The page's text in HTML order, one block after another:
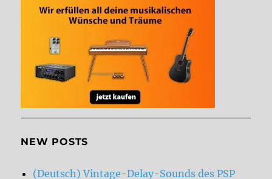
NEW POSTS
(Deutsch) Vintage-Delay-Sounds des PSP